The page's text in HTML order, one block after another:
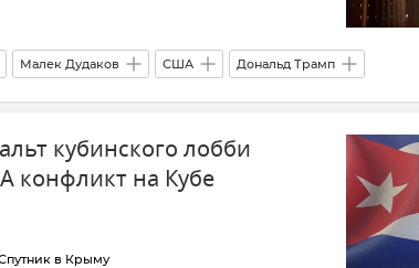
Малек Дудаков США Дональд Трамп
кубинского лобби
конфликт на Кубе
в Крыму